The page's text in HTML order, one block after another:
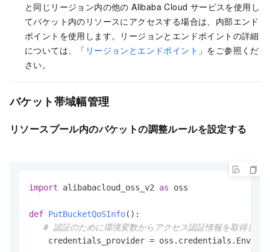
と同じリージョン内の他の Alibaba Cloud サービスを使用し
てバケット内のリソースにアクセスする場合は、内部エンド
ポイントを使用します。リージョンとエンドポイントの詳細
については、「 リージョンとエンドポイント 」をご参照くだ
さい。
バケット帯域幅管理
リソースプール内のバケットの調整ルールを設定する
import alibabacloud_oss_v2 as oss
def PutBucketQoSInfo():
# 認証のために環境変数からアクセス認証情報を取得しま
credentials_provider =